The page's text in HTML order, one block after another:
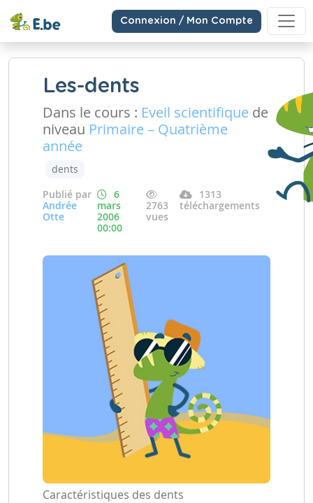
Connexion / Mon Compte
Les-dents
Dans le cours : Eveil scientifique de
niveau Primaire – Quatrième
année
dents
Publié par
Andrée
Otte
6
mars
2006
00:00
2763
vues
1313
téléchargements
Caractéristiques des dents